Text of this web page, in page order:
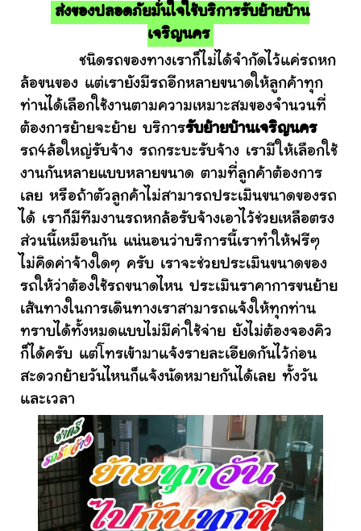
ส่งของปลอดภัยมั่นใจใช้บริการรับย้ายบ้าน
เจริญนคร
ชนิดรถของทางเราก็ไม่ได้จำกัดไว้แค่รถหก
ล้อขนของ แต่เรายังมีรถอีกหลายขนาดให้ลูกค้าทุก
ท่านได้เลือกใช้งานตามความเหมาะสมของจำนวนที่
ต้องการย้ายจะย้าย บริการรับย้ายบ้านเจริญนคร
รถ4ล้อใหญ่รับจ้าง รถกระบะรับจ้าง เรามีให้เลือกใช้
งานกันหลายแบบหลายขนาด ตามที่ลูกค้าต้องการ
เลย หรือถ้าตัวลูกค้าไม่สามารถประเมินขนาดของรถ
ได้ เราก็มีทีมงานรถหกล้อรับจ้างเอาไว้ช่วยเหลือตรง
ส่วนนี้เหมือนกัน แน่นอนว่าบริการนี้เราทำให้ฟรีๆ
ไม่คิดค่าจ้างใดๆ ครับ เราจะช่วยประเมินขนาดของ
รถให้ว่าต้องใช้รถขนาดไหน ประเมินราคาการขนย้าย
เส้นทางในการเดินทางเราสามารถแจ้งให้ทุกท่าน
ทราบได้ทั้งหมดแบบไม่มีค่าใช้จ่าย ยังไม่ต้องจองคิว
ก็ได้ครับ แต่โทรเข้ามาแจ้งรายละเอียดกันไว้ก่อน
สะดวกย้ายวันไหนก็แจ้งนัดหมายกันได้เลย ทั้งวัน
และเวลา